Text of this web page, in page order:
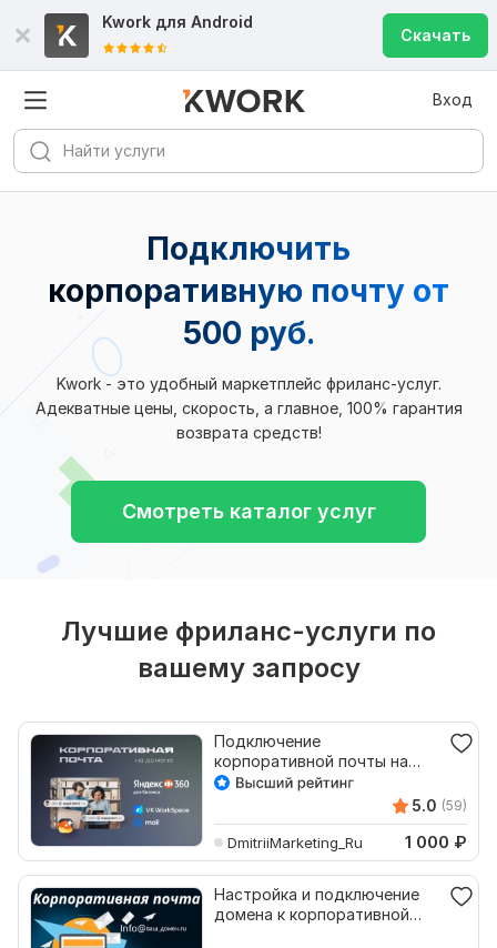
Kwork для Android
Скачать
Вход
Подключить
корпоративную почту от
500 руб.
Kwork - это удобный маркетплейс фриланс-услуг.
Адекватные цены, скорость, а главное, 100% гарантия
возврата средств!
Смотреть каталог услуг
Лучшие фриланс-услуги по
вашему запросу
Подключение
корпоративной почты на
своем домене через Yandex
5.0 (59)
DmitriiMarketing_Ru 1 000 ₽
Настройка и подключение
домена к корпоративной